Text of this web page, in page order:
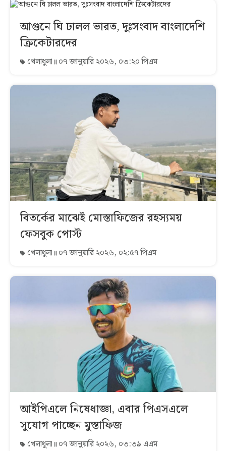
আগুনে ঘি ঢালল ভারত, দুঃসংবাদ বাংলাদেশি
ক্রিকেটারদের
খেলাধুলা ০৭ জানুয়ারি ২০২৬, ০৩:২০ পিএম
বিতর্কের মাঝেই মোস্তাফিজের রহস্যময়
ফেসবুক পোস্ট
খেলাধুলা ০৭ জানুয়ারি ২০২৬, ০২:৫৭ পিএম
আইপিএলে নিষেধাজ্ঞা, এবার পিএসএলে
সুযোগ পাচ্ছেন মুস্তাফিজ
খেলাধুলা ০৭ জানুয়ারি ২০২৬, ০৩:৩৯ এএম